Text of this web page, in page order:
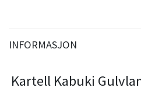
INFORMASJON
Kartell Kabuki